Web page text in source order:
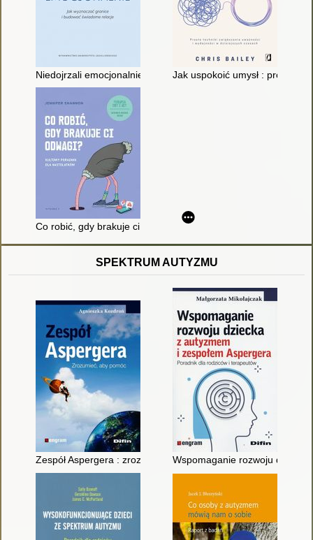
Niedojrzali emocjonalnie : jak wyznaczać granice i budować
Jak uspokoić umysł : proste
Co robić, gdy brakuje ci odwagi? : kultowy poradnik dla
SPEKTRUM AUTYZMU
Zespół Aspergera : zrozumieć, aby pomócWspomaganie rozwoju